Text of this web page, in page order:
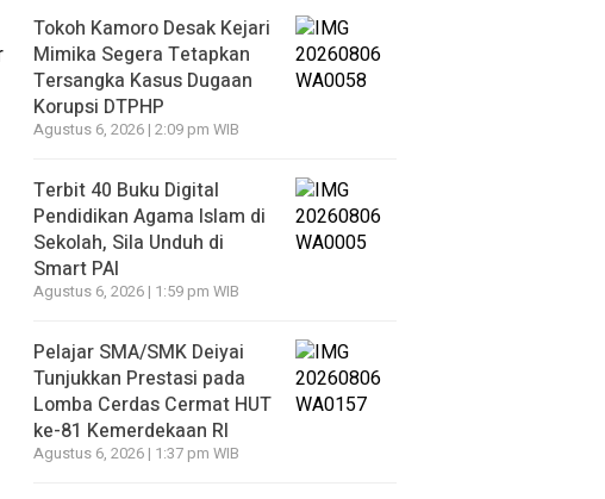
Tokoh Kamoro Desak Kejari
Mimika Segera Tetapkan
Tersangka Kasus Dugaan
Korupsi DTPHP
Agustus 6, 2026 | 2:09 pm WIB
Terbit 40 Buku Digital
Pendidikan Agama Islam di
Sekolah, Sila Unduh di
Smart PAI
Agustus 6, 2026 | 1:59 pm WIB
Pelajar SMA/SMK Deiyai
Tunjukkan Prestasi pada
Lomba Cerdas Cermat HUT
ke-81 Kemerdekaan RI
Agustus 6, 2026 | 1:37 pm WIB